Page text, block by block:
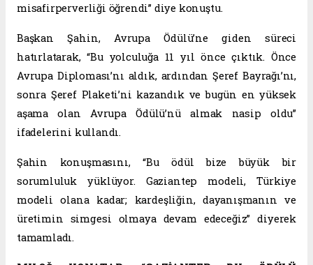
misafirperverliği öğrendi” diye konuştu.
Başkan Şahin, Avrupa Ödülü’ne giden süreci
hatırlatarak, “Bu yolculuğa 11 yıl önce çıktık. Önce
Avrupa Diploması’nı aldık, ardından Şeref Bayrağı’nı,
sonra Şeref Plaketi’ni kazandık ve bugün en yüksek
aşama olan Avrupa Ödülü’nü almak nasip oldu”
ifadelerini kullandı.
Şahin konuşmasını, “Bu ödül bize büyük bir
sorumluluk yüklüyor. Gaziantep modeli, Türkiye
modeli olana kadar; kardeşliğin, dayanışmanın ve
üretimin simgesi olmaya devam edeceğiz” diyerek
tamamladı.